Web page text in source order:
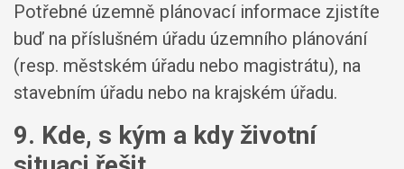
Potřebné územně plánovací informace zjistíte
buď na příslušném úřadu územního plánování
(resp. městském úřadu nebo magistrátu), na
stavebním úřadu nebo na krajském úřadu.
9. Kde, s kým a kdy životní